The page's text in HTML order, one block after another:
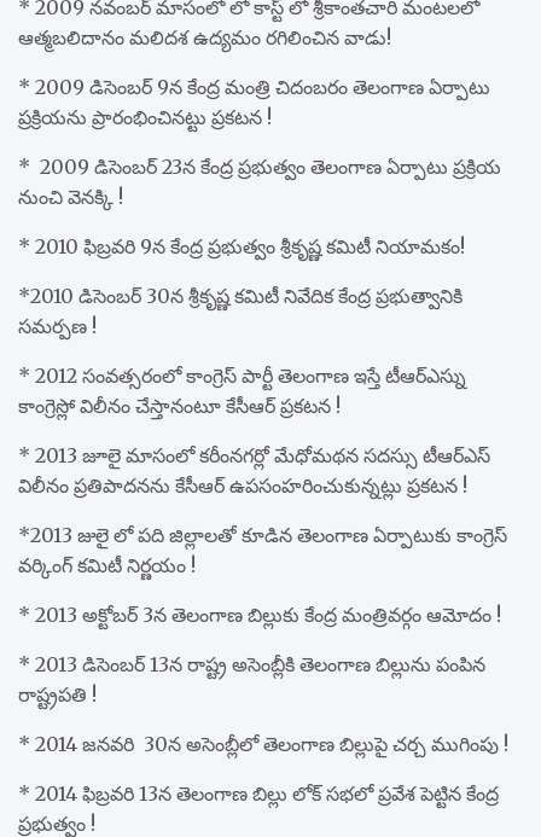
* 2009 నవంబర్ మాసంలో లో కాస్ట్ లో శ్రీకాంతచారి మంటలలో
ఆత్మబలిదానం మలిదశ ఉద్యమం రగిలించిన వాడు!
* 2009 డిసెంబర్ 9న కేంద్ర మంత్రి చిదంబరం తెలంగాణ ఏర్పాటు
ప్రక్రియను ప్రారంభించినట్టు ప్రకటన !
* 2009 డిసెంబర్ 23న కేంద్ర ప్రభుత్వం తెలంగాణ ఏర్పాటు ప్రక్రియ
నుంచి వెనక్కి !
* 2010 ఫిబ్రవరి 9న కేంద్ర ప్రభుత్వం శ్రీకృష్ణ కమిటీ నియామకం!
*2010 డిసెంబర్ 30న శ్రీకృష్ణ కమిటీ నివేదిక కేంద్ర ప్రభుత్వానికి
సమర్పణ !
* 2012 సంవత్సరంలో కాంగ్రెస్ పార్టీ తెలంగాణ ఇస్తే టీఆర్ఎస్ను
కాంగ్రెస్లో విలీనం చేస్తానంటూ కేసీఆర్ ప్రకటన !
* 2013 జూలై మాసంలో కరీంనగర్లో మేధోమథన సదస్సు టీఆర్ఎస్
విలీనం ప్రతిపాదనను కేసీఆర్ ఉపసంహరించుకున్నట్లు ప్రకటన !
*2013 జులై లో పది జిల్లాలతో కూడిన తెలంగాణ ఏర్పాటుకు కాంగ్రెస్
వర్కింగ్ కమిటీ నిర్ణయం !
* 2013 అక్టోబర్ 3న తెలంగాణ బిల్లుకు కేంద్ర మంత్రివర్గం ఆమోదం !
* 2013 డిసెంబర్ 13న రాష్ట్ర అసెంబ్లీకి తెలంగాణ బిల్లును పంపిన
రాష్ట్రపతి !
* 2014 జనవరి 30న అసెంబ్లీలో తెలంగాణ బిల్లుపై చర్చ ముగింపు !
* 2014 ఫిబ్రవరి 13న తెలంగాణ బిల్లు లోక్ సభలో ప్రవేశ పెట్టిన కేంద్ర
ప్రభుత్వం !